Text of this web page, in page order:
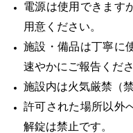
電源は使用できます
用意ください。
施設・備品は丁寧に
速やかにご報告くださ
施設内は火気厳禁（
許可された場所以外
解錠は禁止です。